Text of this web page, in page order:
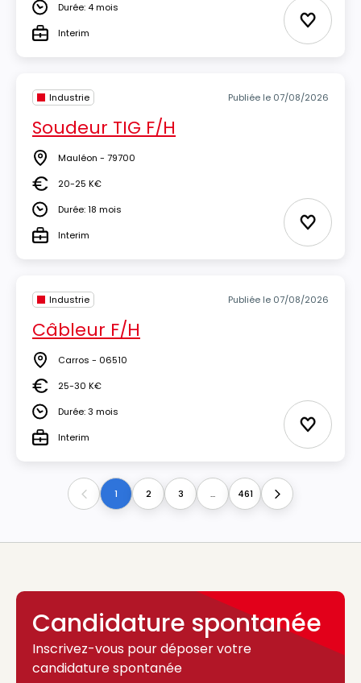
DuréeDurée: 4 mois
TypeInterim Ajouter
Industrie Publiée le 07/08/2026
Soudeur TIG F/H
Lieu Mauléon - 79700
Salaire20-25 K€
DuréeDurée: 18 mois
TypeInterim Ajouter
Industrie Publiée le 07/08/2026
Câbleur F/H
Lieu Carros - 06510
Salaire25-30 K€
DuréeDurée: 3 mois
TypeInterim Ajouter
Previous1 2 3 ... 461 Next
Candidature spontanée
Inscrivez-vous pour déposer votre
candidature spontanée